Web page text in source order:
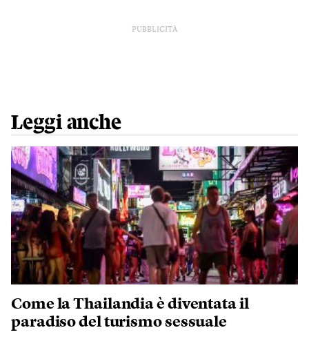
PUBBLICITÀ
Leggi anche
Come la Thailandia è diventata il
paradiso del turismo sessuale